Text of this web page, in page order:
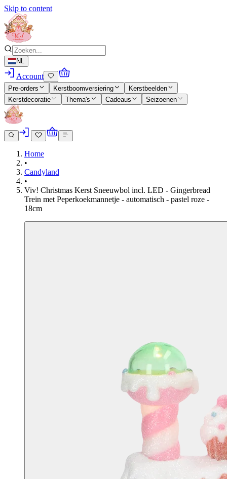
Skip to content
NL
Account
Pre-orders Kerstboomversiering
Kerstbeelden
Kerstdecoratie
Thema's Cadeaus Seizoenen
Home
•
Candyland
•
Viv! Christmas Kerst Sneeuwbol incl. LED - Gingerbread
Trein met Peperkoekmannetje - automatisch - pastel roze -
18cm